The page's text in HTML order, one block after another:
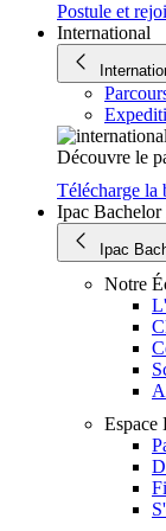
Postule et
International
Découvre le
Télécharge la
Ipac Bachelor
Ipac
Notre
Espace